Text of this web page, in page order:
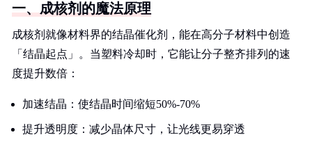
一、成核剂的魔法原理
成核剂就像材料界的结晶催化剂，能在高分子材料中创造
「结晶起点」。当塑料冷却时，它能让分子整齐排列的速
度提升数倍：
加速结晶：使结晶时间缩短50%-70%
提升透明度：减少晶体尺寸，让光线更易穿透